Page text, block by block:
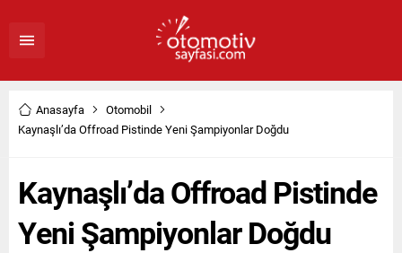
Anasayfa
Otomobil
Kaynaşlı’da Offroad Pistinde Yeni Şampiyonlar Doğdu
Kaynaşlı’da Offroad Pistinde
Yeni Şampiyonlar Doğdu